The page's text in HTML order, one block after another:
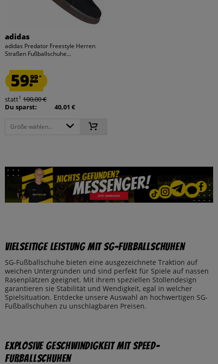
adidas
adidas Predator Freestyle Herren
Straßen Fußballschuhe...
59.99*
statt1 100,00 €
Du sparst:
40,01 €
Größe wählen...
Vielseitige Leistung mit SG-Fußballschuhen
SG-Fußballschuhe bieten eine ausgezeichnete Traktion auf
weichen Untergründen und sind perfekt für Spiele auf nassen
Rasenplätzen geeignet. Mit ihrem speziellen Stollendesign
garantieren sie Stabilität und Wendigkeit, egal in welcher
Spielsituation. Entdecke unsere Auswahl an hochwertigen SG-
Fußballschuhen zu unschlagbaren Preisen.
Explosive Geschwindigkeit mit Speed-
Fußballschuhen